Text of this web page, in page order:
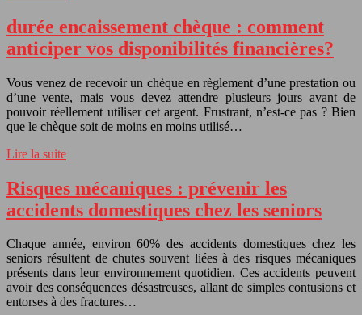
durée encaissement chèque : comment
anticiper vos disponibilités financières?
Vous venez de recevoir un chèque en règlement d’une prestation ou
d’une vente, mais vous devez attendre plusieurs jours avant de
pouvoir réellement utiliser cet argent. Frustrant, n’est-ce pas ? Bien
que le chèque soit de moins en moins utilisé…
Lire la suite
Risques mécaniques : prévenir les
accidents domestiques chez les seniors
Chaque année, environ 60% des accidents domestiques chez les
seniors résultent de chutes souvent liées à des risques mécaniques
présents dans leur environnement quotidien. Ces accidents peuvent
avoir des conséquences désastreuses, allant de simples contusions et
entorses à des fractures…